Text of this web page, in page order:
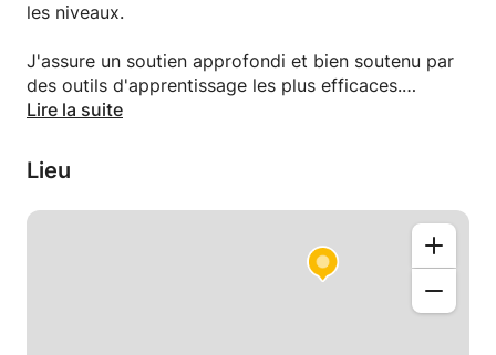
les niveaux.
J'assure un soutien approfondi et bien soutenu par
des outils d'apprentissage les plus efficaces.
Lire la suite
Lieu